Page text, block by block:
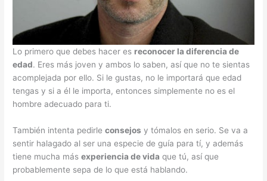
Lo primero que debes hacer es reconocer la diferencia de
edad. Eres más joven y ambos lo saben, así que no te sientas
acomplejada por ello. Si le gustas, no le importará que edad
tengas y si a él le importa, entonces simplemente no es el
hombre adecuado para ti.
También intenta pedirleconsejos y tómalos en serio. Se va a
sentir halagado al ser una especie de guía para tí, y además
tiene mucha másexperiencia de vida que tú, así que
probablemente sepa de lo que está hablando.